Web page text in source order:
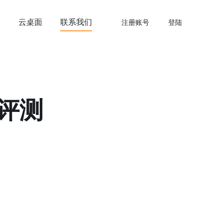
云桌面 联系我们 注册账号 登陆
测